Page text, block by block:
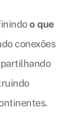
o que
conexões